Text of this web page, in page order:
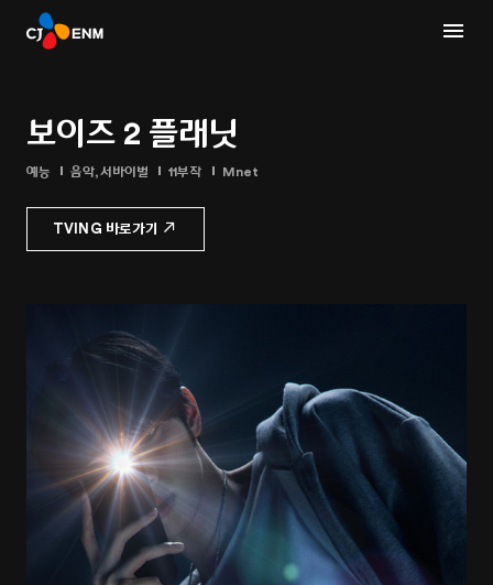
보이즈 2 플래닛
예능 음악,서바이벌 11부작 Mnet
TVING 바로가기